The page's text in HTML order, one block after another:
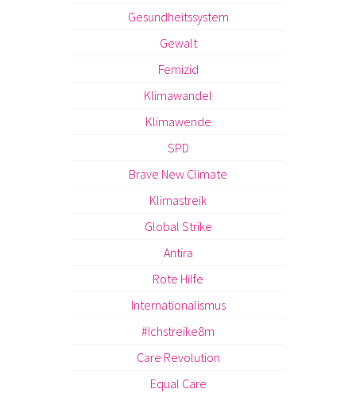
Gesundheitssystem
Gewalt
Femizid
Klimawandel
Klimawende
SPD
Brave New Climate
Klimastreik
Global Strike
Antira
Rote Hilfe
Internationalismus
#Ichstreike8m
Care Revolution
Equal Care